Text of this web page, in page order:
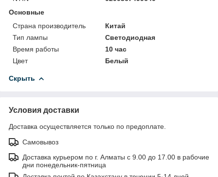
Основные
Страна производитель
Китай
Тип лампы
Светодиодная
Время работы
10 час
Цвет
Белый
Скрыть
Условия доставки
Доставка осуществляется только по предоплате.
Самовывоз
Доставка курьером по г. Алматы с 9.00 до 17.00 в рабочие
дни понедельник-пятница